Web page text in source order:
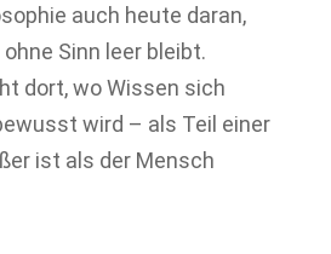
auch heute daran,
Sinn leer bleibt.
dort, wo Wissen sich
wird – als Teil einer
ist als der Mensch